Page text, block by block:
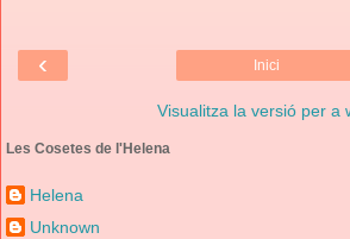
‹ Inici
Visualitza la versió per a
Les Cosetes de l'Helena
Helena
Unknown